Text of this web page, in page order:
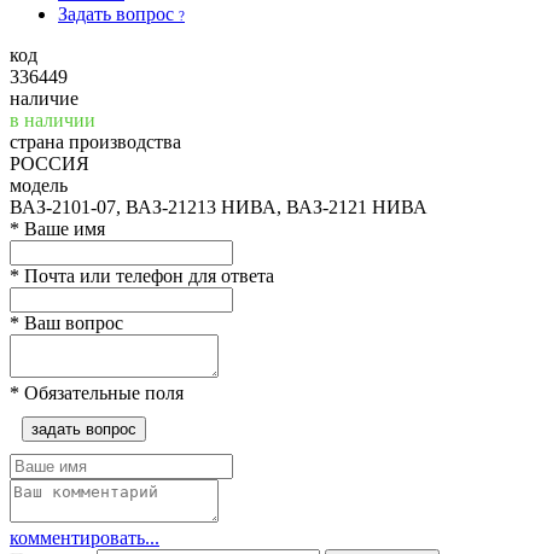
Задать вопрос ?
код
336449
наличие
в наличии
страна производства
РОССИЯ
модель
ВАЗ-2101-07, ВАЗ-21213 НИВА, ВАЗ-2121 НИВА
* Ваше имя
* Почта или телефон для ответа
* Ваш вопрос
* Обязательные поля
задать вопрос
комментировать...